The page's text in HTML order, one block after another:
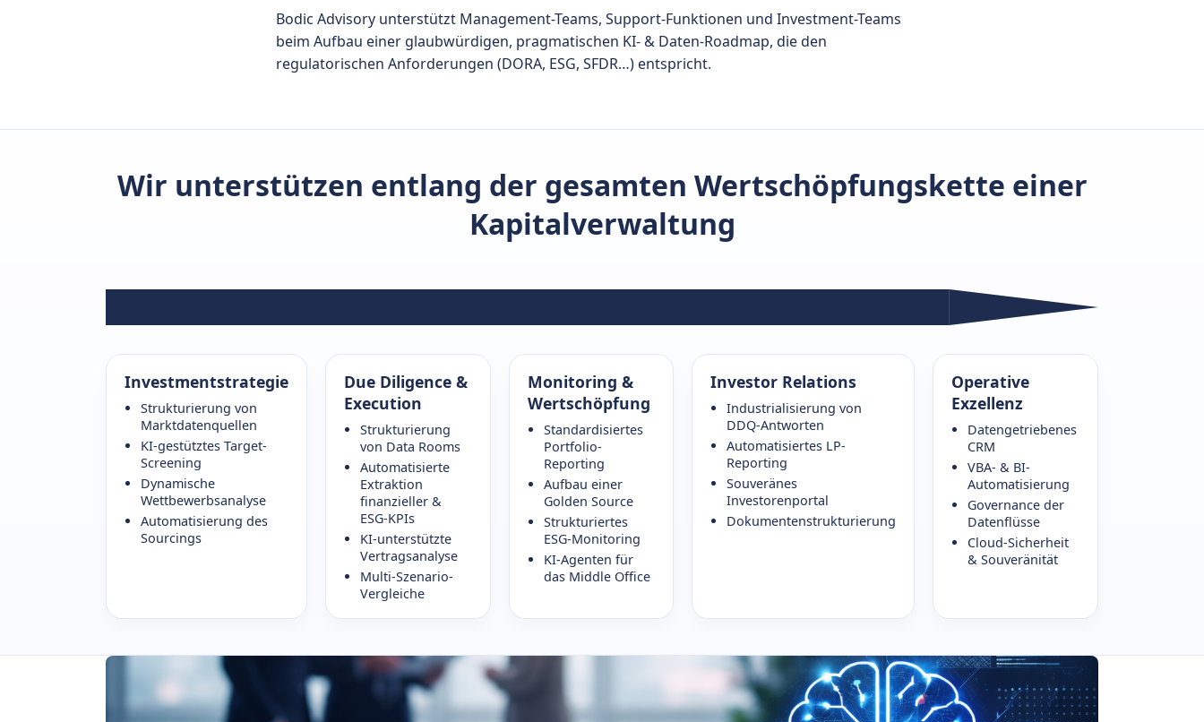
Bodic Advisory unterstützt Management-Teams, Support-Funktionen und Investment-Teams
beim Aufbau einer glaubwürdigen, pragmatischen KI- & Daten-Roadmap, die den
regulatorischen Anforderungen (DORA, ESG, SFDR…) entspricht.
Wir unterstützen entlang der gesamten Wertschöpfungskette einer
Kapitalverwaltung
Investmentstrategie
Strukturierung von
Marktdatenquellen
KI-gestütztes Target-
Screening
Dynamische
Wettbewerbsanalyse
Automatisierung des
Sourcings
Due Diligence &
Execution
Strukturierung
von Data Rooms
Automatisierte
Extraktion
finanzieller &
ESG-KPIs
KI-unterstützte
Vertragsanalyse
Multi-Szenario-
Vergleiche
Monitoring &
Wertschöpfung
Standardisiertes
Portfolio-
Reporting
Aufbau einer
Golden Source
Strukturiertes
ESG-Monitoring
KI-Agenten für
das Middle Office
Investor Relations
Industrialisierung von
DDQ-Antworten
Automatisiertes LP-
Reporting
Souveränes
Investorenportal
Dokumentenstrukturierung
Operative
Exzellenz
Datengetriebenes
CRM
VBA- & BI-
Automatisierung
Governance der
Datenflüsse
Cloud-Sicherheit
& Souveränität